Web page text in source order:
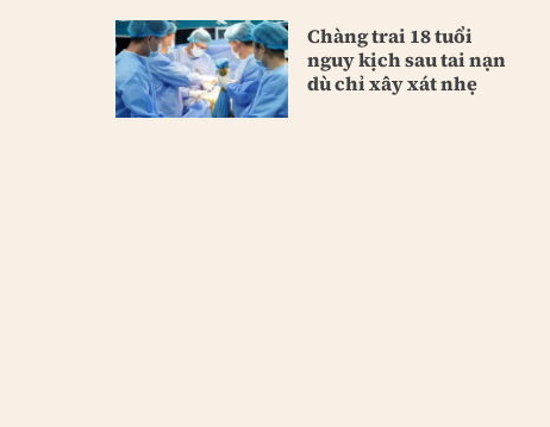
Chàng trai 18 tuổi
nguy kịch sau tai nạn
dù chỉ xây xát nhẹ